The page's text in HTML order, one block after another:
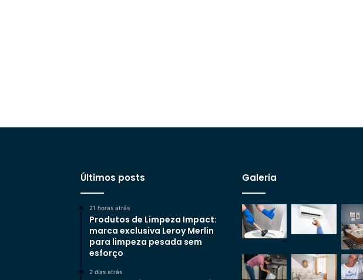
Últimos posts
21 horas atrás
Produtos de Limpeza Impact:
marca exclusiva Leroy Merlin
para limpeza pesada sem
esforço
2 dias atrás
Galeria